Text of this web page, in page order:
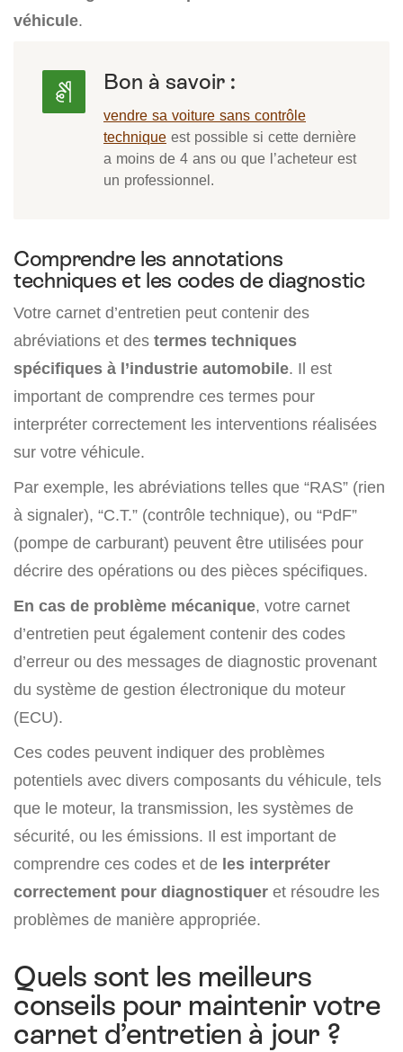
véhicule.
Bon à savoir :
vendre sa voiture sans contrôle
technique est possible si cette dernière
a moins de 4 ans ou que l’acheteur est
un professionnel.
Comprendre les annotations
techniques et les codes de diagnostic
Votre carnet d’entretien peut contenir des
abréviations et des termes techniques
spécifiques à l’industrie automobile. Il est
important de comprendre ces termes pour
interpréter correctement les interventions réalisées
sur votre véhicule.
Par exemple, les abréviations telles que “RAS” (rien
à signaler), “C.T.” (contrôle technique), ou “PdF”
(pompe de carburant) peuvent être utilisées pour
décrire des opérations ou des pièces spécifiques.
En cas de problème mécanique, votre carnet
d’entretien peut également contenir des codes
d’erreur ou des messages de diagnostic provenant
du système de gestion électronique du moteur
(ECU).
Ces codes peuvent indiquer des problèmes
potentiels avec divers composants du véhicule, tels
que le moteur, la transmission, les systèmes de
sécurité, ou les émissions. Il est important de
comprendre ces codes et de les interpréter
correctement pour diagnostiquer et résoudre les
problèmes de manière appropriée.
Quels sont les meilleurs
conseils pour maintenir votre
carnet d’entretien à jour ?